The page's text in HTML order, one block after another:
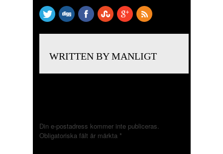
WRITTEN BY MANLIGT
Din e-postadress kommer inte publiceras.
Obligatoriska fält är märkta *